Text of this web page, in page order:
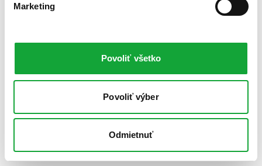
Marketing
Povoliť všetko
Povoliť výber
Odmietnuť